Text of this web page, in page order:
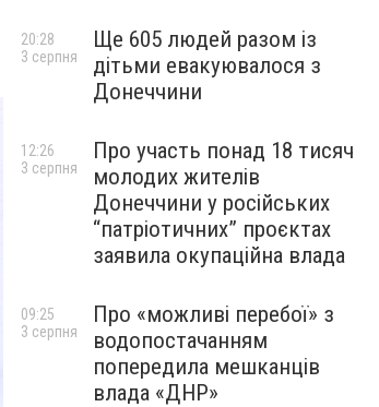
Ще 605 людей разом із
дітьми евакуювалося з
Донеччини
20:28
3 серпня
Про участь понад 18 тисяч
молодих жителів
Донеччини у російських
“патріотичних” проєктах
заявила окупаційна влада
12:26
3 серпня
Про «можливі перебої» з
водопостачанням
попередила мешканців
влада «ДНР»
09:25
3 серпня